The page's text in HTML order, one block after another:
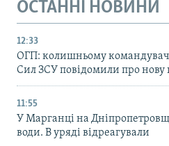
ОСТАННІ НОВИНИ
12:33
ОГП: колишньому
Сил ЗСУ повідомили про нову
11:55
У Марганці на
води. В уряді відреагували